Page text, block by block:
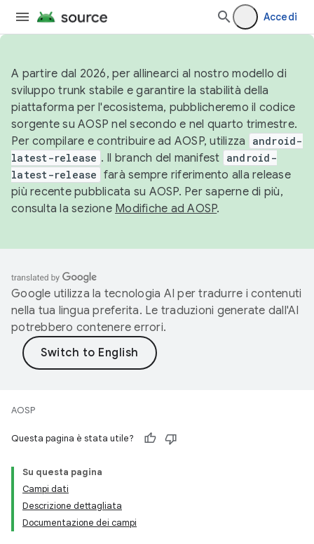
Accedi
A partire dal 2026, per allinearci al nostro modello di
sviluppo trunk stabile e garantire la stabilità della
piattaforma per l'ecosistema, pubblicheremo il codice
sorgente su AOSP nel secondo e nel quarto trimestre.
Per compilare e contribuire ad AOSP, utilizza
android-
latest-release . Il branch del manifest android-
latest-release farà sempre riferimento alla release
più recente pubblicata su AOSP. Per saperne di più,
consulta la sezione Modifiche ad AOSP.
Google utilizza la tecnologia AI per tradurre i contenuti
nella tua lingua preferita. Le traduzioni generate dall'AI
potrebbero contenere errori.
AOSP
Questa pagina è stata utile?
Su questa pagina
Campi dati
Descrizione dettagliata
Documentazione dei campi